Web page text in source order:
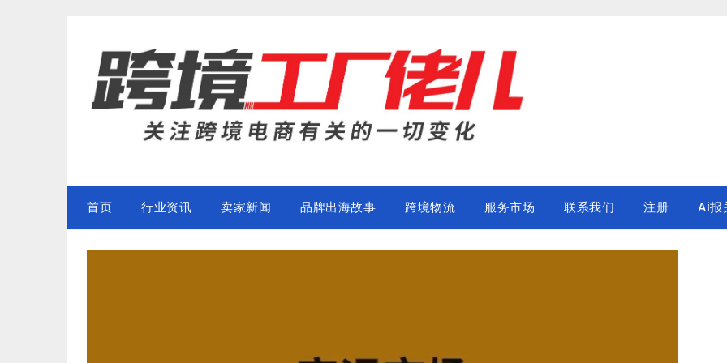
首页 行业资讯 卖家新闻 品牌出海故事 跨境物流 服务市场 联系我们 注册 Ai报